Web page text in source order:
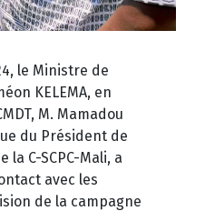
le Ministre de
KELEMA, en
M. Mamadou
du Président de
la C-SCPC-Mali, a
avec les
de la campagne